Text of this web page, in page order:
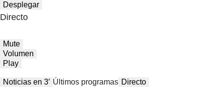
Desplegar
Directo
Mute
Volumen
Play
Noticias en 3′ Últimos programas Directo